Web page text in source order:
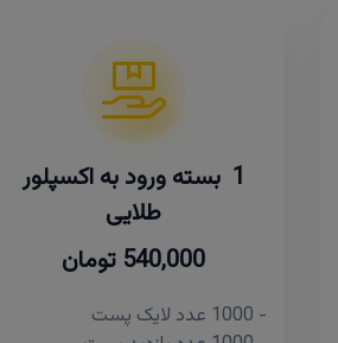
1 بسته ورود به اکسپلور
طلایی
540,000 تومان
- 1000 عدد لایک پست